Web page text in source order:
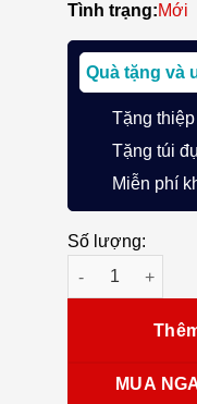
Tình trạng:Mới
Quà tặng và
Tặng
Tặng túi
Miễn phí
Số lượng:
Bút Máy Ký Tên
MUA